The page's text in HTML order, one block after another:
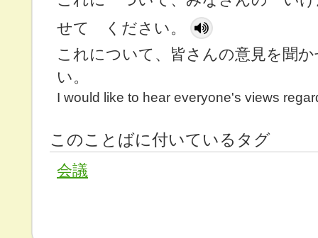
せて ください。
これについて、皆さんの意見を聞
い。
I would like to hear everyone's views
このことばに付いているタグ
会議